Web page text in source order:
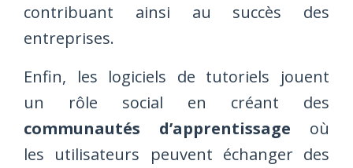
contribuant ainsi au succès des
entreprises.
Enfin, les logiciels de tutoriels jouent
un rôle social en créant des
communautés d’apprentissage où
les utilisateurs peuvent échanger des